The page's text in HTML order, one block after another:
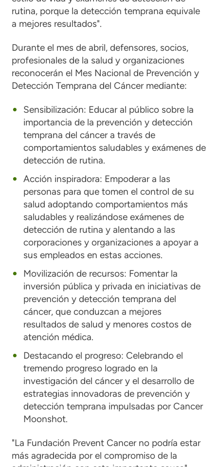
rutina, porque la detección temprana equivale
a mejores resultados".
Durante el mes de abril, defensores, socios,
profesionales de la salud y organizaciones
reconocerán el Mes Nacional de Prevención y
Detección Temprana del Cáncer mediante:
Sensibilización: Educar al público sobre la
importancia de la prevención y detección
temprana del cáncer a través de
comportamientos saludables y exámenes de
detección de rutina.
Acción inspiradora: Empoderar a las
personas para que tomen el control de su
salud adoptando comportamientos más
saludables y realizándose exámenes de
detección de rutina y alentando a las
corporaciones y organizaciones a apoyar a
sus empleados en estas acciones.
Movilización de recursos: Fomentar la
inversión pública y privada en iniciativas de
prevención y detección temprana del
cáncer, que conduzcan a mejores
resultados de salud y menores costos de
atención médica.
Destacando el progreso: Celebrando el
tremendo progreso logrado en la
investigación del cáncer y el desarrollo de
estrategias innovadoras de prevención y
detección temprana impulsadas por Cancer
Moonshot.
"La Fundación Prevent Cancer no podría estar
más agradecida por el compromiso de la